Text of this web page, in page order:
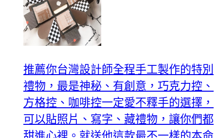
推薦你台灣設計師全程手工製作的特別
禮物，最是神秘、有創意，巧克力控、
方格控、咖啡控一定愛不釋手的選擇，
可以貼照片、寫字、藏禮物，讓你們都